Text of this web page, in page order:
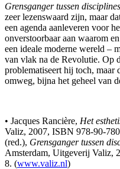
Grensganger tussen disciplines
zeer lezenswaard zijn, maar
een agenda aanleveren voor
onverstoorbaar aan waarom
een ideale moderne wereld –
van vlak na de Revolutie. Op
problematiseert hij toch, maar
omweg, bijna het geheel van
• Jacques Rancière, Het
Valiz, 2007, ISBN 978-90-
(red.), Grensganger tussen
Amsterdam, Uitgeverij Valiz,
8. (www.valiz.nl)